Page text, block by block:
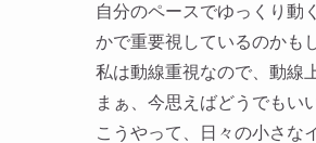
自分のペースでゆっくり動
かで重要視しているのかも
私は動線重視なので、動線
まぁ、今思えばどうでもい
こうやって、
日々の小さな